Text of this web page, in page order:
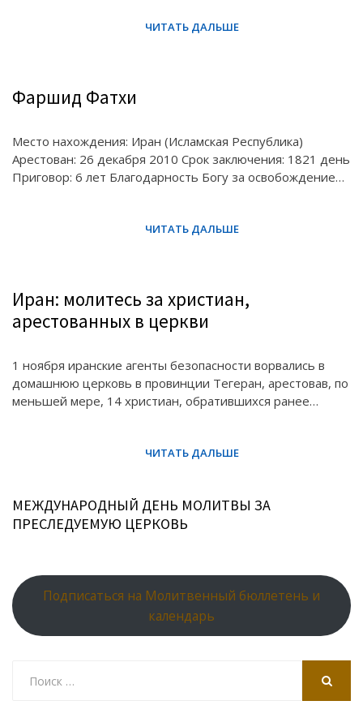
Фаршид Фатхи
Место нахождения: Иран (Исламская Республика)
Арестован: 26 декабря 2010 Срок заключения: 1821 день
Приговор: 6 лет Благодарность Богу за освобождение…
Иран: молитесь за христиан,
арестованных в церкви
1 ноября иранские агенты безопасности ворвались в
домашнюю церковь в провинции Тегеран, арестовав, по
меньшей мере, 14 христиан, обратившихся ранее…
МЕЖДУНАРОДНЫЙ ДЕНЬ МОЛИТВЫ ЗА
ПРЕСЛЕДУЕМУЮ ЦЕРКОВЬ
Подписаться на Молитвенный бюллетень и
календарь